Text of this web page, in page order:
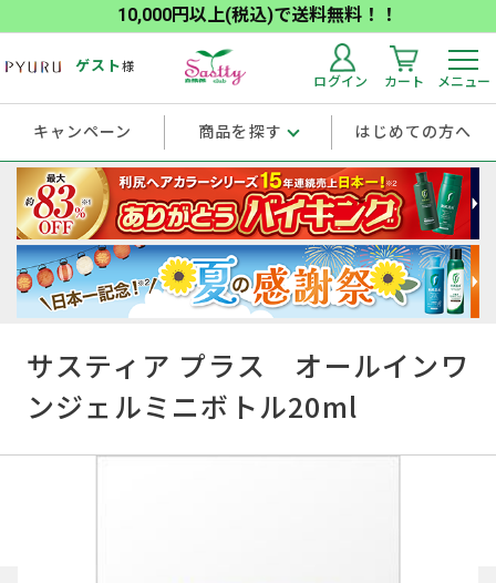
10,000円以上(税込)で送料無料！！
ゲスト様
ログイン カート メニュー
キャンペーン 商品を探す はじめての方へ
サスティア プラス オールインワ
ンジェルミニボトル20ml